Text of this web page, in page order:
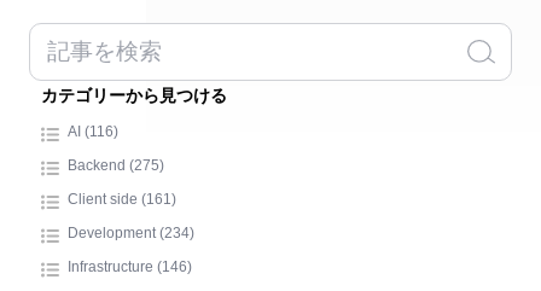
カテゴリーから見つける
AI (116)
Backend (275)
Client side (161)
Development (234)
Infrastructure (146)